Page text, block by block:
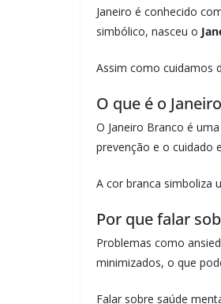
Janeiro é conhecido
simbólico, nasceu o
Assim como cuidamos
O que é o
O Janeiro Branco é
prevenção e o cuidado
A cor branca simboliza
Por que falar
Problemas como
minimizados, o que
Falar sobre saúde